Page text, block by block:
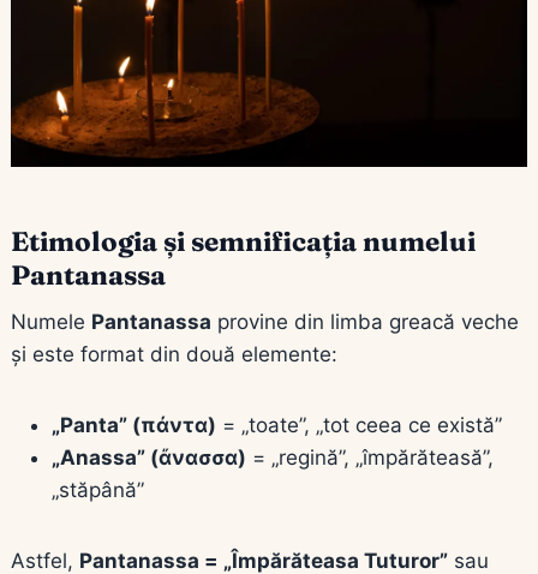
Etimologia și semnificația numelui
Pantanassa
Numele Pantanassa provine din limba greacă veche
și este format din două elemente:
„Panta” (πάντα) = „toate”, „tot ceea ce există”
„Anassa” (ἄνασσα) = „regină”, „împărăteasă”,
„stăpână”
Astfel, Pantanassa = „Împărăteasa Tuturor” sau